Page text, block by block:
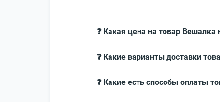
❓ Какая цена на товар Вешалка
❓ Какие варианты доставки
❓ Какие есть способы оплаты